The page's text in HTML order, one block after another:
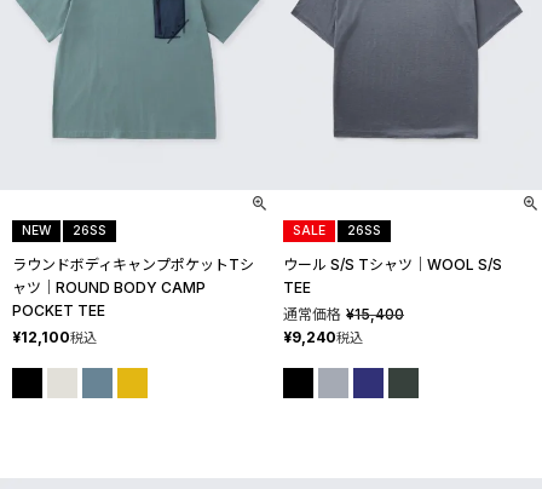
ラウンドボディキャンプポケットTシ
ャツ│ROUND BODY CAMP
POCKET TEE
NEW 26SS
¥12,100税込
ウール S/S Tシャツ│WOOL S/S
TEE
SALE 26SS
通常価格 ¥15,400
¥9,240税込